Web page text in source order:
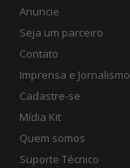
Anuncie
Seja um parceiro
Contato
Imprensa e Jornalismo
Cadastre-se
Mídia Kit
Quem somos
Suporte Técnico